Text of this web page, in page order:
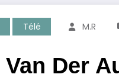
Télé M.R
Der